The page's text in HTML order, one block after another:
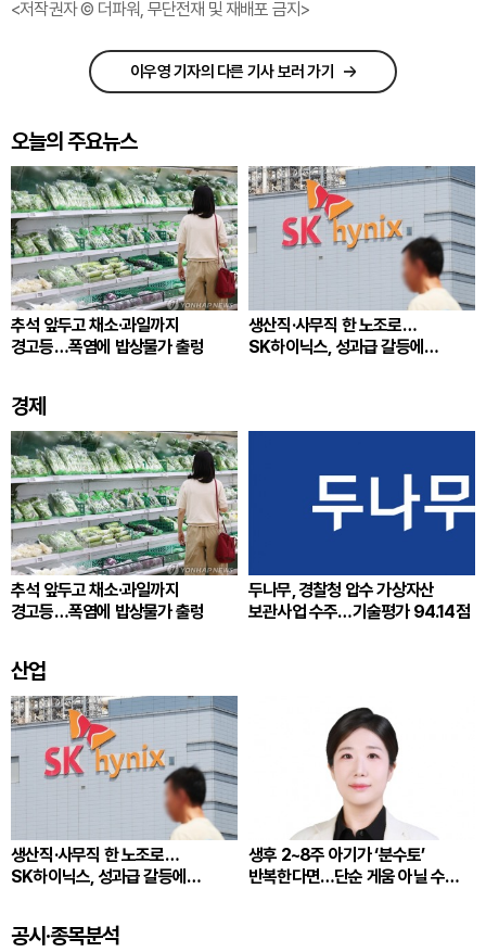
<저작권자 © 더파워, 무단전재 및 재배포 금지>
이우영 기자의 다른 기사 보러 가기
오늘의 주요뉴스
추석 앞두고 채소·과일까지
경고등…폭염에 밥상물가 출렁
생산직·사무직 한 노조로…
SK하이닉스, 성과급 갈등에
경제
추석 앞두고 채소·과일까지
경고등…폭염에 밥상물가 출렁
두나무, 경찰청 압수 가상자산
보관사업 수주…기술평가 94.14점
산업
생산직·사무직 한 노조로…
SK하이닉스, 성과급 갈등에
생후 2~8주 아기가 ‘분수토’
반복한다면…단순 게움 아닐 수
공시·종목분석